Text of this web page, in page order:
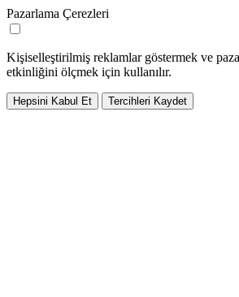
Pazarlama Çerezleri
Kişiselleştirilmiş reklamlar göstermek ve
etkinliğini ölçmek için kullanılır.
Hepsini Kabul Et Tercihleri Kaydet